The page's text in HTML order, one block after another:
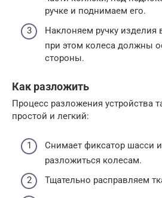
ручке и поднимаем его.
Наклоняем ручку
при этом колеса должны
стороны.
Как разложить
Процесс разложения устройства
простой и легкий:
Снимает фиксатор шасси
разложиться колесам.
Тщательно расправляем